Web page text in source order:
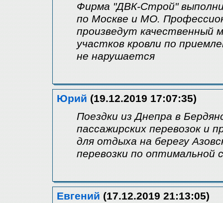
Фирма "ДВК-Строй"
по Москве и МО.
произведут
участков кровли по
не нарушается
Юрий (19.12.2019 17:07:35)
Поездки из Днепра в
пассажирских перевозок и
для отдыха на берегу
перевозки по оптимальной
Евгений (17.12.2019 21:13:05)